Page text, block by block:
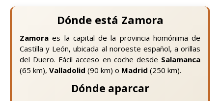
Dónde está Zamora
Zamora es la capital de la provincia homónima de
Castilla y León, ubicada al noroeste español, a orillas
del Duero. Fácil acceso en coche desde Salamanca
(65 km), Valladolid (90 km) o Madrid (250 km).
Dónde aparcar